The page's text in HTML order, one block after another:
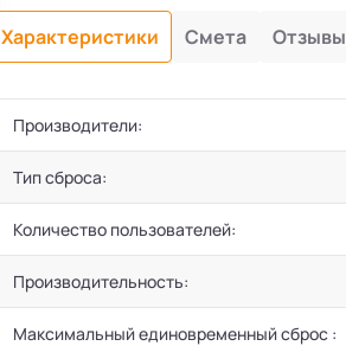
Характеристики Смета Отзывы
Производители:
Тип сброса:
Количество пользователей:
Производительность:
Максимальный единовременный сброс :